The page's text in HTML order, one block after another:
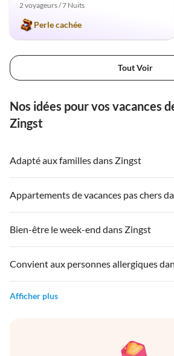
2 voyageurs / 7 Nuits
Perle cachée
Tout Voir
Nos idées pour vos vacances
Zingst
Adapté aux familles dans Zingst
Appartements de vacances pas chers
Bien-être le week-end dans Zingst
Convient aux personnes allergiques
Afficher plus